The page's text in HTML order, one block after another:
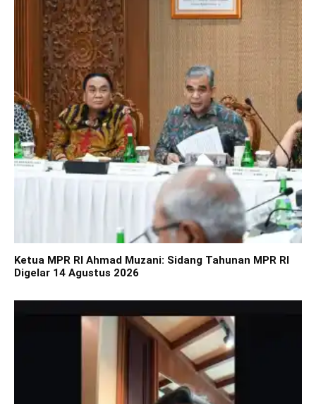
Ketua MPR RI Ahmad Muzani: Sidang Tahunan MPR RI
Digelar 14 Agustus 2026